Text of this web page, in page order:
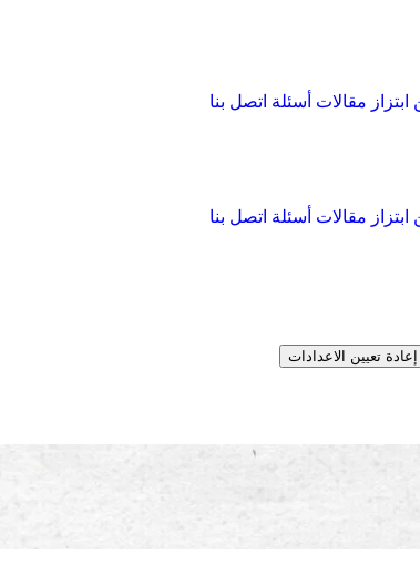
ابتزاز مقالات أسئلة اتصل بنا
ابتزاز مقالات أسئلة اتصل بنا
إعادة تعيين الاعدادات